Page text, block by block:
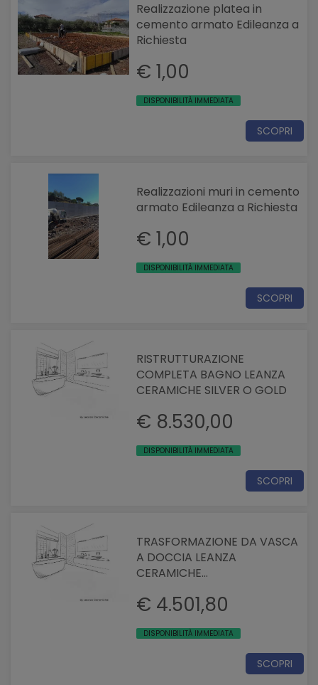
Realizzazione platea in
cemento armato Edileanza a
Richiesta
€ 1,00
DISPONIBILITÀ IMMEDIATA
SCOPRI
Realizzazioni muri in cemento
armato Edileanza a Richiesta
€ 1,00
DISPONIBILITÀ IMMEDIATA
SCOPRI
RISTRUTTURAZIONE
COMPLETA BAGNO LEANZA
CERAMICHE SILVER O GOLD
€ 8.530,00
DISPONIBILITÀ IMMEDIATA
SCOPRI
TRASFORMAZIONE DA VASCA
A DOCCIA LEANZA
CERAMICHE
€ 4.501,80
DISPONIBILITÀ IMMEDIATA
SCOPRI